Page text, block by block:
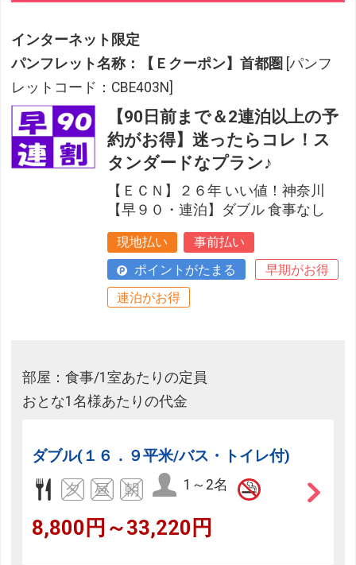
インターネット限定
パンフレット名称：【Ｅクーポン】首都圏 [パンフ
レットコード：CBE403N]
【90日前まで＆2連泊以上の予
約がお得】迷ったらコレ！ス
タンダードなプラン♪
【ＥＣＮ】２６年 いい値！神奈川
【早９０・連泊】ダブル 食事なし
現地払い
事前払い
ポイントがたまる
早期がお得
連泊がお得
部屋：食事/1室あたりの定員
おとな1名様あたりの代金
ダブル(１６．９平米/バス・トイレ付)
1～2名
8,800円～33,220円